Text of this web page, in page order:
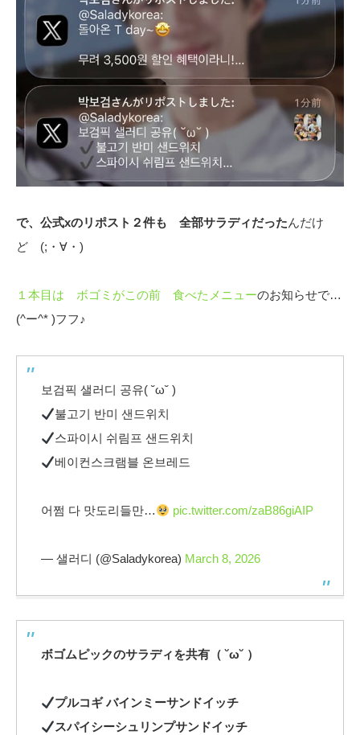
で、公式xのリポスト２件も 全部サラディだったんだけ
ど (;・∀・)
１本目は ボゴミがこの前 食べたメニューのお知らせで…
(^ー^* )フフ♪
보검픽 샐러디 공유( ˘ω˘ )
불고기 반미 샌드위치
스파이시 쉬림프 샌드위치
베이컨스크램블 온브레드
어쩜 다 맛도리들만… pic.twitter.com/zaB86giAIP
— 샐러디 (@Saladykorea) March 8, 2026
ボゴムピックのサラディを共有（ ˘ω˘ ）
プルコギ バインミーサンドイッチ
スパイシーシュリンプサンドイッチ